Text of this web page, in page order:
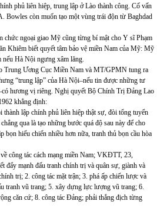
phủ liên hiệp, trung lập ở Lào thành công. Cố vấn
Bowles còn muốn tạo một vùng trái độn từ Baghdad
chức ngoại giao Mỹ cũng từng bí mật cho Y sĩ Phạm
Khiêm biết quyết tâm bảo vệ miền Nam của Mỹ: Mỹ
nếu Hà Nội ngưng xâm lăng.
Trung Ương Cục Miền Nam và MT/GPMN tung ra
“trung lập” của Hà Nội–nếu tin được những tư
hương vị riêng. Nghị quyết Bộ Chính Trị Đảng Lao
khẳng định:
thành lập chính phủ liên hiệp thật sự, đòi tổng tuyển
qua là tạo những bước quá độ sau này để cho
bọn hiếu chiến nhiều hơn nữa, tranh thủ bọn cầu hòa
công tác cách mạng miền Nam; VKĐTT, 23,
đẩy mạnh đấu tranh chính trị và quân sự, giành và
trị; 2. công tác mặt trận; 3. phá ấp chiến lược và
tranh vũ trang; 5. xây dựng lực lượng vũ trang; 6.
căn cứ; 8. công tác Đảng; phải thắng địch từng